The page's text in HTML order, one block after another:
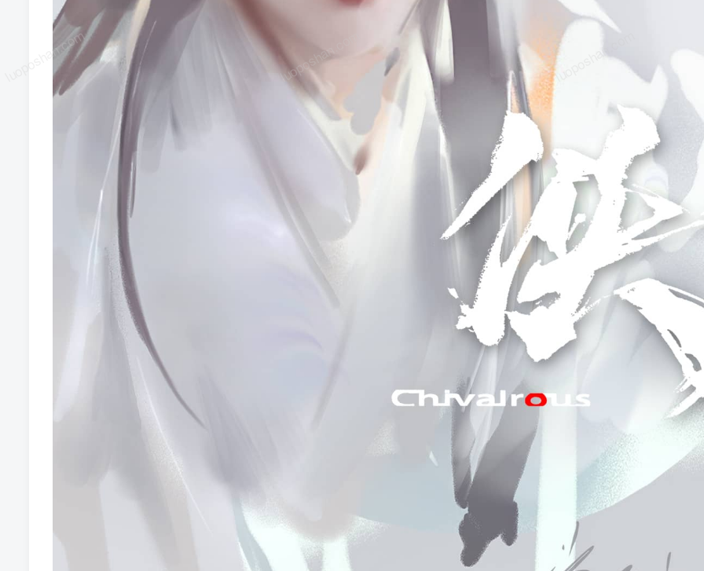
luoposhan.com luoposhan.com luoposhan.com